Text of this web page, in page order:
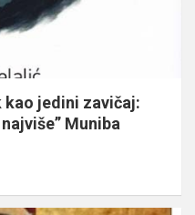
kao jedini zavičaj:
Muniba